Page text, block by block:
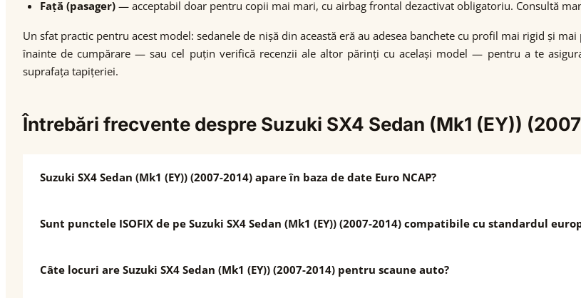
Față (pasager) — acceptabil doar pentru copii mai mari, cu airbag frontal dezactivat obligatoriu. Consultă
Un sfat practic pentru acest model: sedanele de nișă din această eră au adesea banchete cu profil mai rigid și
înainte de cumpărare — sau cel puțin verifică recenzii ale altor părinți cu același model — pentru a te
suprafața tapițeriei.
Întrebări frecvente despre Suzuki SX4 Sedan (Mk1 (EY))
Suzuki SX4 Sedan (Mk1 (EY)) (2007-2014) apare în baza de date Euro NCAP?
Sunt punctele ISOFIX de pe Suzuki SX4 Sedan (Mk1 (EY)) (2007-2014) compatibile cu standardul
Câte locuri are Suzuki SX4 Sedan (Mk1 (EY)) (2007-2014) pentru scaune auto?